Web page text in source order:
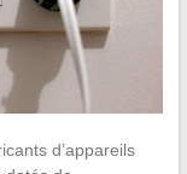
d’appareils